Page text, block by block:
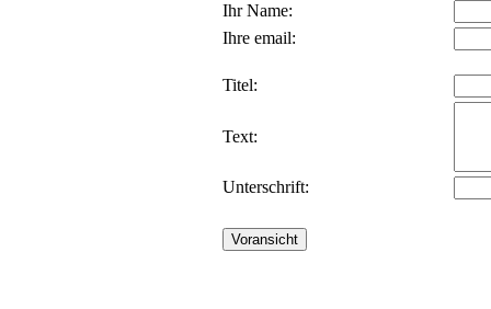
Ihr Name:
Ihre email:
Titel:
Text:
Unterschrift: